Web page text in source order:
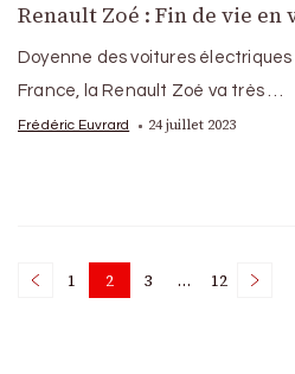
Renault Zoé : Fin de vie en
Doyenne des voitures
France, la Renault Zoé va très …
Frédéric Euvrard 24 juillet 2023
Posts
Page
1 Page
2 Page
3 … Page
12